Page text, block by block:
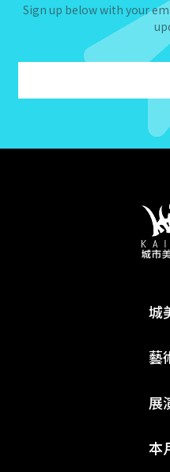
Sign up below with your
城
藝
展
本